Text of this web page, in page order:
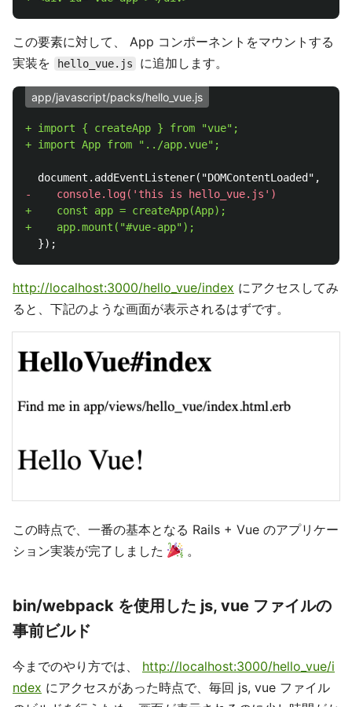
この要素に対して、 App コンポーネントをマウントする
実装を
hello_vue.js に追加します。
app/javascript/packs/hello_vue.js
+ import { createApp } from "vue";
+    const app = createApp(App);
http://localhost:3000/hello_vue/index にアクセスしてみ
ると、下記のような画面が表示されるはずです。
この時点で、一番の基本となる Rails + Vue のアプリケー
ション実装が完了しました
。
bin/webpack を使用した js, vue ファイルの
事前ビルド
今までのやり方では、 http://localhost:3000/hello_vue/i
ndex にアクセスがあった時点で、毎回 js, vue ファイル